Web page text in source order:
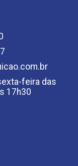
feira das
17h30